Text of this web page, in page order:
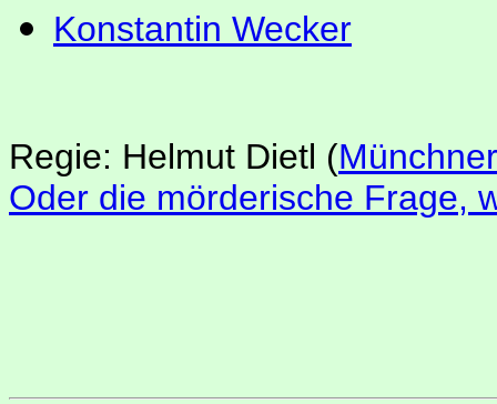
Konstantin Wecker
Regie: Helmut Dietl (
Oder die mörderische Frage,